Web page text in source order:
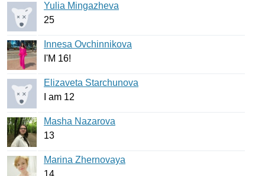
Yulia Mingazheva
25
Innesa Ovchinnikova
I'M 16!
Elizaveta Starchunova
am 12
Masha Nazarova
13
Marina Zhernovaya
14